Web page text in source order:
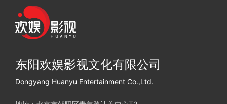
东阳欢娱影视文化有限公司
Dongyang Huanyu Entertainment Co.,Ltd.